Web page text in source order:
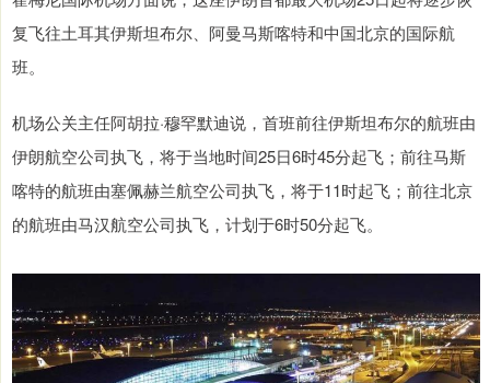
复飞往土耳其伊斯坦布尔、阿曼马斯喀特和中国北京的国际航
班。
机场公关主任阿胡拉·穆罕默迪说，首班前往伊斯坦布尔的航班由
伊朗航空公司执飞，将于当地时间25日6时45分起飞；前往马斯
喀特的航班由塞佩赫兰航空公司执飞，将于11时起飞；前往北京
的航班由马汉航空公司执飞，计划于6时50分起飞。